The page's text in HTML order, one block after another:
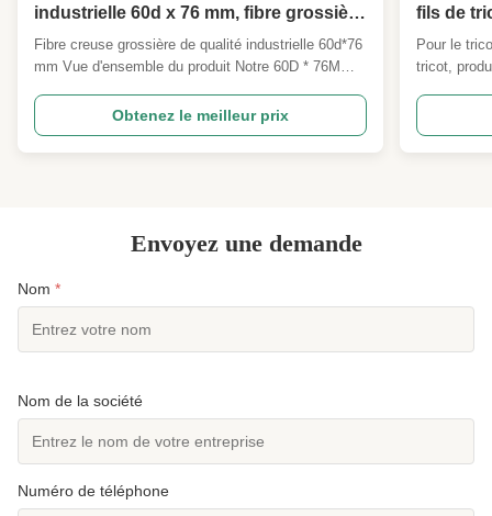
industrielle 60d x 76 mm, fibre grossière
rigide pour le polissage et le récurage.
Peut également être utilisée pour filtrer
Fibre creuse grossière de qualité industrielle 60d*76
mm Vue d'ensemble du produit Notre 60D * 76MM
dure est une fibre de grappillage grossière de qualité
industrielle spécialement développée pour la
fabrication de coussinets, le polissage abrasif, le ...
Obtenez le meilleur prix
fils de
90D,
Pour le
tricot,
partir de
Envoyez une demande
Nom *
Nom de la société
Numéro de téléphone